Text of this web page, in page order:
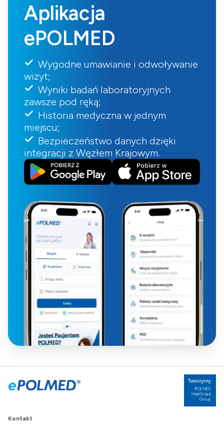
Aplikacja
ePOLMED
Wygodne umawianie i odwoływanie
wizyt;
Wyniki badań laboratoryjnych
zawsze pod ręką;
Historia medyczna w jednym
miejscu;
Bezpieczeństwo danych dzięki
integracji z Węzłem Krajowym.
Kontakt